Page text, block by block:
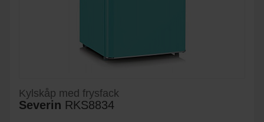
Kylskåp med frysfack
Severin RKS8834